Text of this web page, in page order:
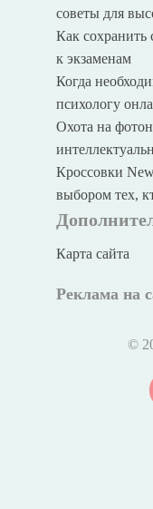
советы для
Как
к экзаменам
Когда
психологу
Охота на
Кроссовки
выбором тех,
Карта сайта
Реклама на
©